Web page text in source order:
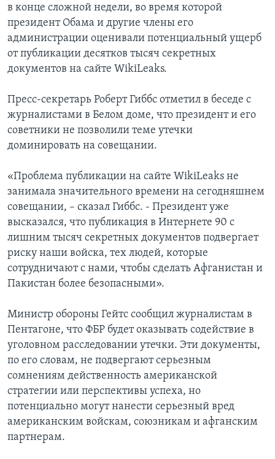
в конце сложной недели, во время которой
президент Обама и другие члены его
администрации оценивали потенциальный ущерб
от публикации десятков тысяч секретных
документов на сайте WikiLeaks.
Пресс-секретарь Роберт Гиббс отметил в беседе с
журналистами в Белом доме, что президент и его
советники не позволили теме утечки
доминировать на совещании.
«Проблема публикации на сайте WikiLeaks не
занимала значительного времени на сегодняшнем
совещании, – сказал Гиббс. - Президент уже
высказался, что публикация в Интернете 90 с
лишним тысяч секретных документов подвергает
риску наши войска, тех людей, которые
сотрудничают с нами, чтобы сделать Афганистан и
Пакистан более безопасными».
Министр обороны Гейтс сообщил журналистам в
Пентагоне, что ФБР будет оказывать содействие в
уголовном расследовании утечки. Эти документы,
по его словам, не подвергают серьезным
сомнениям действенность американской
стратегии или перспективы успеха, но
потенциально могут нанести серьезный вред
американским войскам, союзникам и афганским
партнерам.